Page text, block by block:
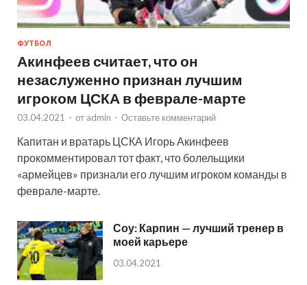
ФУТБОЛ
Акинфеев считает, что он
незаслуженно признан лучшим
игроком ЦСКА в феврале-марте
03.04.2021 - от admin - Оставьте комментарий
Капитан и вратарь ЦСКА Игорь Акинфеев
прокомментировал тот факт, что болельщики
«армейцев» признали его лучшим игроком команды в
феврале-марте.
Соу: Карпин — лучший тренер в
моей карьере
03.04.2021